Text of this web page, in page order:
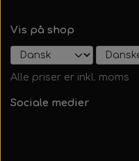
Vis på shop
Alle priser er inkl. moms
Sociale medier